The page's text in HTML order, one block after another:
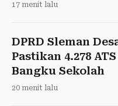
17 menit lalu
DPRD Sleman
Pastikan 4.278
Bangku Sekolah
20 menit lalu